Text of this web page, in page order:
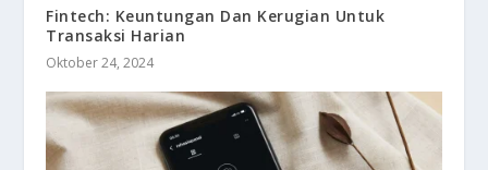
Fintech: Keuntungan Dan Kerugian Untuk
Transaksi Harian
Oktober 24, 2024